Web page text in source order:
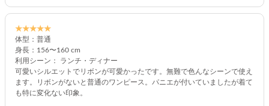
★★★★★
体型：普通
身長：156〜160 cm
利用シーン： ランチ・ディナー
可愛いシルエットでリボンが可愛かったです。無難で色んなシーンで使え
ます。リボンがないと普通のワンピース。パニエが付いていましたが着て
も特に変化ない印象。